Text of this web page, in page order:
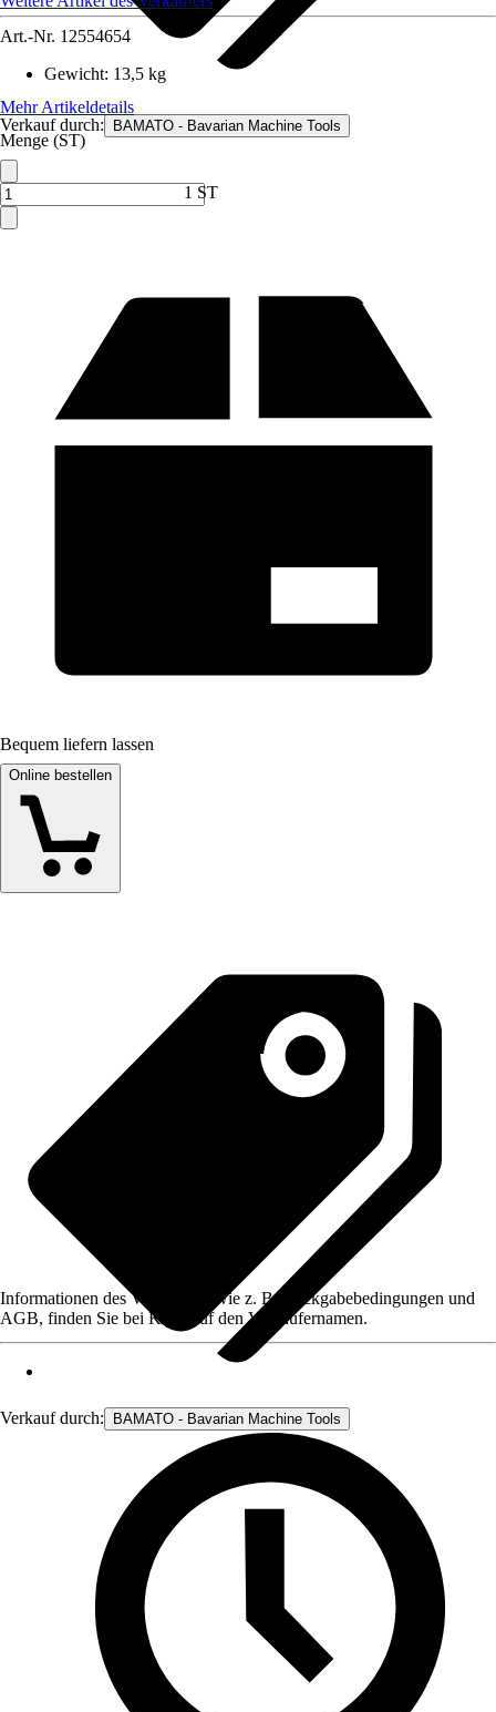
Verkauf durch: BAMATO - Bavarian Machine Tools
Art.-Nr. 12554654
Gewicht: 13,5 kg
Mehr Artikeldetails
Menge (ST)
1 ST
Bequem liefern lassen
Online bestellen
Verkauf durch: BAMATO - Bavarian Machine Tools
Informationen des Verkäufers, wie z. B. Rückgabebedingungen und
AGB, finden Sie bei Klick auf den Verkäufernamen.